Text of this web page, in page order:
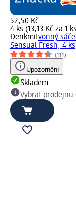
52,50 Kč
4 ks (13,13 Kč za 1
Denkmitvonný
Sensual Fresh, 4 ks
(111)
Upozornění
Skladem
Vybrat prodejnu